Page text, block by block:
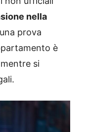
nella
prova
è
si